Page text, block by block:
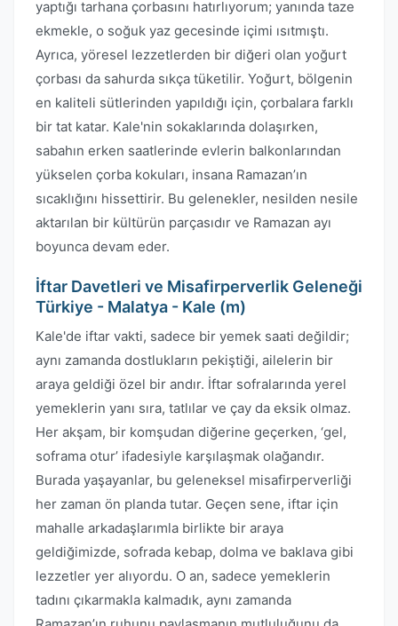
yaptığı tarhana çorbasını hatırlıyorum; yanında taze
ekmekle, o soğuk yaz gecesinde içimi ısıtmıştı.
Ayrıca, yöresel lezzetlerden bir diğeri olan yoğurt
çorbası da sahurda sıkça tüketilir. Yoğurt, bölgenin
en kaliteli sütlerinden yapıldığı için, çorbalara farklı
bir tat katar. Kale'nin sokaklarında dolaşırken,
sabahın erken saatlerinde evlerin balkonlarından
yükselen çorba kokuları, insana Ramazan’ın
sıcaklığını hissettirir. Bu gelenekler, nesilden nesile
aktarılan bir kültürün parçasıdır ve Ramazan ayı
boyunca devam eder.
İftar Davetleri ve Misafirperverlik Geleneği
Türkiye - Malatya - Kale (m)
Kale'de iftar vakti, sadece bir yemek saati değildir;
aynı zamanda dostlukların pekiştiği, ailelerin bir
araya geldiği özel bir andır. İftar sofralarında yerel
yemeklerin yanı sıra, tatlılar ve çay da eksik olmaz.
Her akşam, bir komşudan diğerine geçerken, ‘gel,
soframa otur’ ifadesiyle karşılaşmak olağandır.
Burada yaşayanlar, bu geleneksel misafirperverliği
her zaman ön planda tutar. Geçen sene, iftar için
mahalle arkadaşlarımla birlikte bir araya
geldiğimizde, sofrada kebap, dolma ve baklava gibi
lezzetler yer alıyordu. O an, sadece yemeklerin
tadını çıkarmakla kalmadık, aynı zamanda